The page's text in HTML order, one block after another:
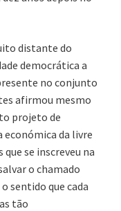
distante do
democrática a
no conjunto
afirmou mesmo
projeto de
da livre
se inscreveu na
o chamado
sentido que cada
tão